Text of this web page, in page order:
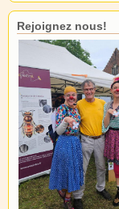
Rejoignez nous!